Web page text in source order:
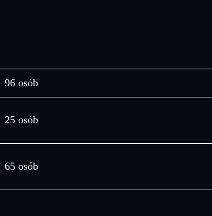
96 osób
25 osób
65 osób